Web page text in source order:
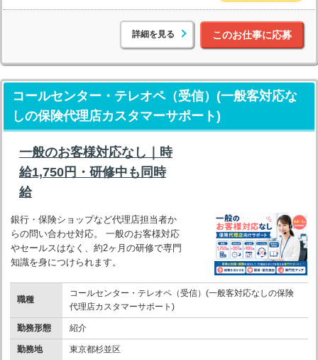
詳細を見る このお仕事に応募
コールセンター・テレオペ（受信）(一般客対応な
しの保険代理店カスタマーサポート)
一般のお客様対応なし｜時
給1,750円・研修中も同時
給
銀行・保険ショップなど代理店担当者か
らの問い合わせ対応。 一般のお客様対応
やセールスはなく、約2ヶ月の研修で専門
知識を身につけられます。
職種
コールセンター・テレオペ（受信）(一般客対応なしの保険
代理店カスタマーサポート)
勤務形態 紹介
勤務地 東京都杉並区